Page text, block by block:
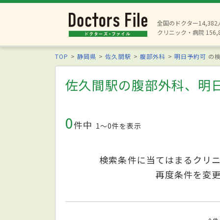
全国のドクター14,382
クリニック・病院
TOP 静岡県 佐久間駅 腹部外科 明日予約可 の
佐久間駅の腹部外科、明
0件中 1〜0件を表示
検索条件に当てはまるクリ
再度条件を変